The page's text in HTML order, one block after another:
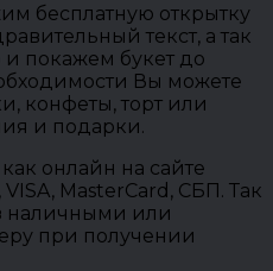
бесплатную открытку
текст, а так
покажем букет до
Вы можете
конфеты, торт или
и подарки.
онлайн на сайте
MasterCard, СБП. Так
наличными или
при получении